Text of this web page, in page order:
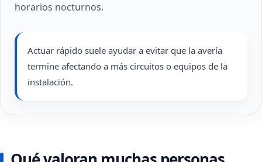
horarios nocturnos.
Actuar rápido suele ayudar a evitar que la avería
termine afectando a más circuitos o equipos de la
instalación.